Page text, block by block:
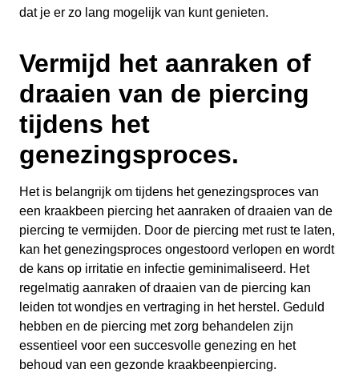
dat je er zo lang mogelijk van kunt genieten.
Vermijd het aanraken of
draaien van de piercing
tijdens het
genezingsproces.
Het is belangrijk om tijdens het genezingsproces van
een kraakbeen piercing het aanraken of draaien van de
piercing te vermijden. Door de piercing met rust te laten,
kan het genezingsproces ongestoord verlopen en wordt
de kans op irritatie en infectie geminimaliseerd. Het
regelmatig aanraken of draaien van de piercing kan
leiden tot wondjes en vertraging in het herstel. Geduld
hebben en de piercing met zorg behandelen zijn
essentieel voor een succesvolle genezing en het
behoud van een gezonde kraakbeenpiercing.